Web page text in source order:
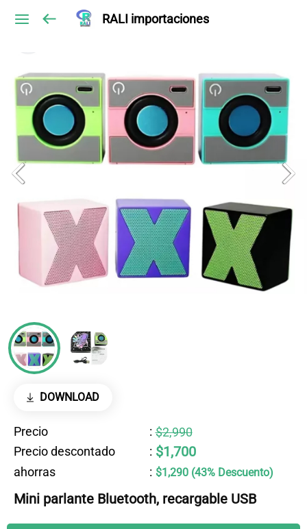
RALI importaciones
DOWNLOAD
Precio : $2,990
Precio descontado
: $1,700
ahorras : $1,290 (43% Descuento)
Mini parlante Bluetooth, recargable USB